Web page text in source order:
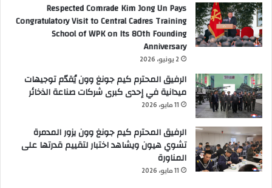
Respected Comrade Kim Jong Un Pays
Congratulatory Visit to Central Cadres Training
School of WPK on Its 80th Founding
Anniversary
2 يونيو، 2026
الرفيق المحترم كيم جونغ وون يُقدّم توجيهات
ميدانية في إحدى كبرى شركات صناعة الذخائر
11 مايو، 2026
الرفيق المحترم كيم جونغ وون يزور المدمرة
تشوي هيون ويشاهد اختبار لتقييم قدرتها على
المناورة
11 مايو، 2026